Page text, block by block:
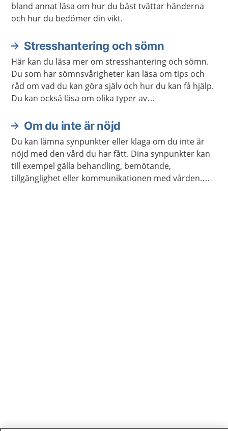
bland annat läsa om hur du bäst tvättar händerna
och hur du bedömer din vikt.
Stresshantering och sömn
Här kan du läsa mer om stresshantering och sömn.
Du som har sömnsvårigheter kan läsa om tips och
råd om vad du kan göra själv och hur du kan få hjälp.
Du kan också läsa om olika typer av
avslappningsövningar.
Om du inte är nöjd
Du kan lämna synpunkter eller klaga om du inte är
nöjd med den vård du har fått. Dina synpunkter kan
till exempel gälla behandling, bemötande,
tillgänglighet eller kommunikationen med vården.